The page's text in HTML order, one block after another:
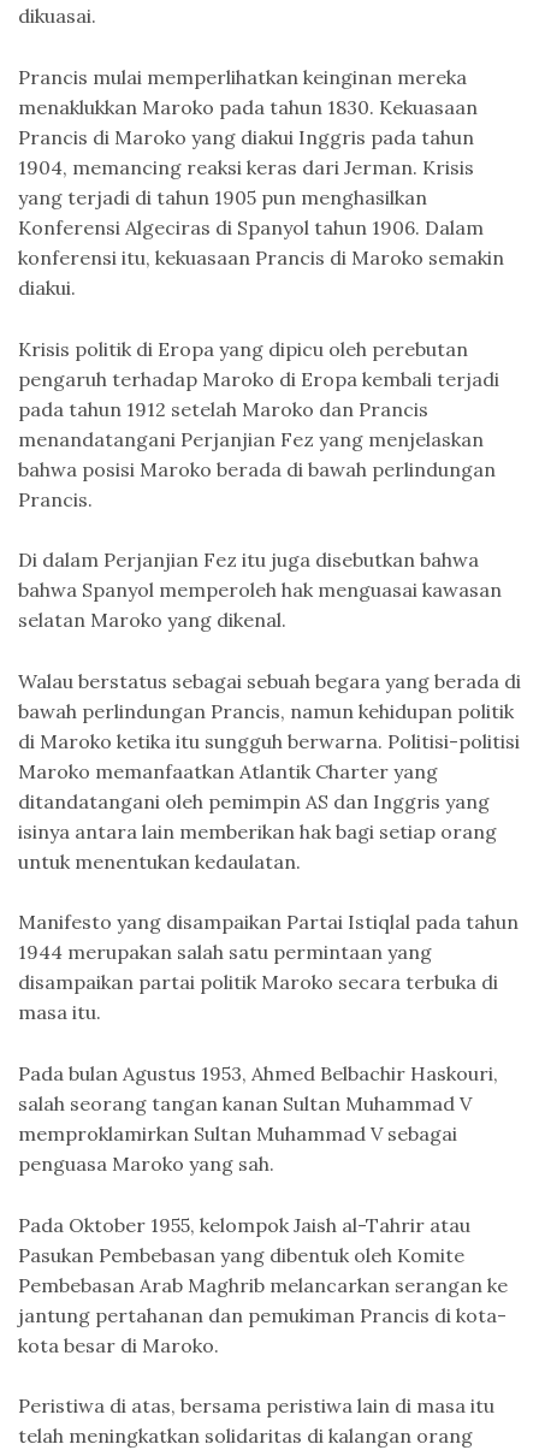
dikuasai.
Prancis mulai memperlihatkan keinginan mereka
menaklukkan Maroko pada tahun 1830. Kekuasaan
Prancis di Maroko yang diakui Inggris pada tahun
1904, memancing reaksi keras dari Jerman. Krisis
yang terjadi di tahun 1905 pun menghasilkan
Konferensi Algeciras di Spanyol tahun 1906. Dalam
konferensi itu, kekuasaan Prancis di Maroko semakin
diakui.
Krisis politik di Eropa yang dipicu oleh perebutan
pengaruh terhadap Maroko di Eropa kembali terjadi
pada tahun 1912 setelah Maroko dan Prancis
menandatangani Perjanjian Fez yang menjelaskan
bahwa posisi Maroko berada di bawah perlindungan
Prancis.
Di dalam Perjanjian Fez itu juga disebutkan bahwa
bahwa Spanyol memperoleh hak menguasai kawasan
selatan Maroko yang dikenal.
Walau berstatus sebagai sebuah begara yang berada di
bawah perlindungan Prancis, namun kehidupan politik
di Maroko ketika itu sungguh berwarna. Politisi-politisi
Maroko memanfaatkan Atlantik Charter yang
ditandatangani oleh pemimpin AS dan Inggris yang
isinya antara lain memberikan hak bagi setiap orang
untuk menentukan kedaulatan.
Manifesto yang disampaikan Partai Istiqlal pada tahun
1944 merupakan salah satu permintaan yang
disampaikan partai politik Maroko secara terbuka di
masa itu.
Pada bulan Agustus 1953, Ahmed Belbachir Haskouri,
salah seorang tangan kanan Sultan Muhammad V
memproklamirkan Sultan Muhammad V sebagai
penguasa Maroko yang sah.
Pada Oktober 1955, kelompok Jaish al-Tahrir atau
Pasukan Pembebasan yang dibentuk oleh Komite
Pembebasan Arab Maghrib melancarkan serangan ke
jantung pertahanan dan pemukiman Prancis di kota-
kota besar di Maroko.
Peristiwa di atas, bersama peristiwa lain di masa itu
telah meningkatkan solidaritas di kalangan orang